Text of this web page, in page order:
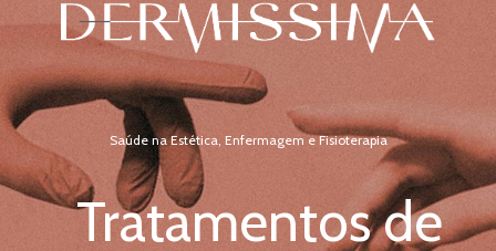
Saúde na Estética, Enfermagem e Fisioterapia
Tratamentos de